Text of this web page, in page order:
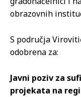
obrazovnih
S područja
odobrena za:
Javni poziv za
projekata na